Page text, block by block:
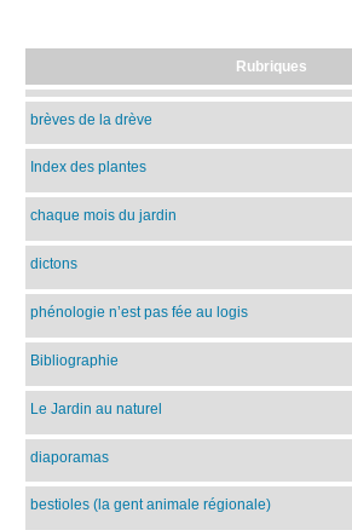
Rubriques
brèves de la drève
Index des plantes
chaque mois du jardin
dictons
phénologie n’est pas fée au logis
Bibliographie
Le Jardin au naturel
diaporamas
bestioles (la gent animale régionale)